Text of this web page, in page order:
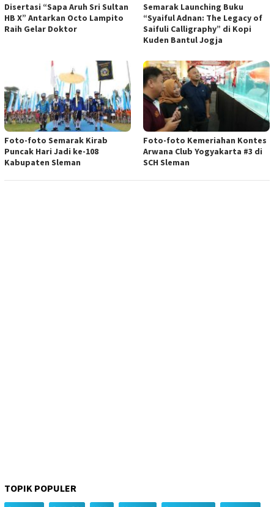
Disertasi “Sapa Aruh Sri Sultan
HB X” Antarkan Octo Lampito
Raih Gelar Doktor
Semarak Launching Buku
“Syaiful Adnan: The Legacy of
Saifuli Calligraphy” di Kopi
Kuden Bantul Jogja
Foto-foto Semarak Kirab
Puncak Hari Jadi ke-108
Kabupaten Sleman
Foto-foto Kemeriahan Kontes
Arwana Club Yogyakarta #3 di
SCH Sleman
TOPIK POPULER